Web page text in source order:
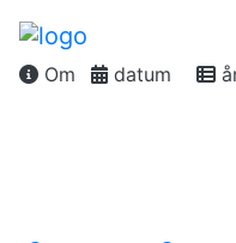
Om datum